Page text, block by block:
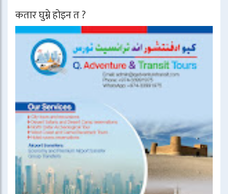
कतार घुम्ने होइन त ?